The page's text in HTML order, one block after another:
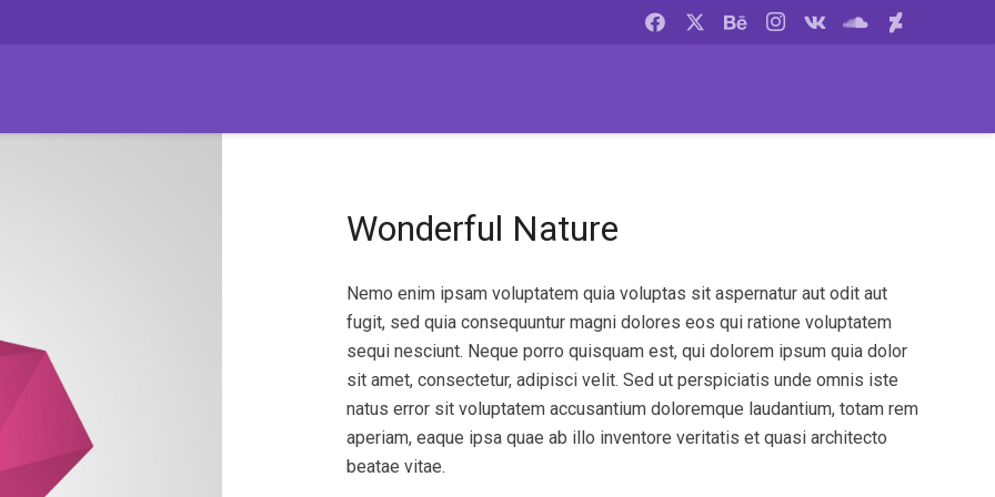
Wonderful Nature
Nemo enim ipsam voluptatem quia voluptas sit aspernatur aut odit aut
fugit, sed quia consequuntur magni dolores eos qui ratione voluptatem
sequi nesciunt. Neque porro quisquam est, qui dolorem ipsum quia dolor
sit amet, consectetur, adipisci velit. Sed ut perspiciatis unde omnis iste
natus error sit voluptatem accusantium doloremque laudantium, totam rem
aperiam, eaque ipsa quae ab illo inventore veritatis et quasi architecto
beatae vitae.